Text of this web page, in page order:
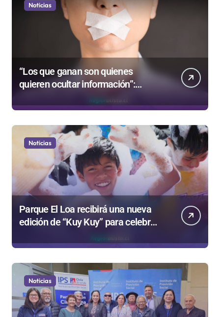
Noticias
“Los que ganan son quienes
quieren ocultar información”:
Colegio de Periodistas cuestiona la
“Ley Mordaza 2.0”
Noticias
Parque El Loa recibirá una nueva
edición de “Kuy Kuy” para celebrar
Noticias